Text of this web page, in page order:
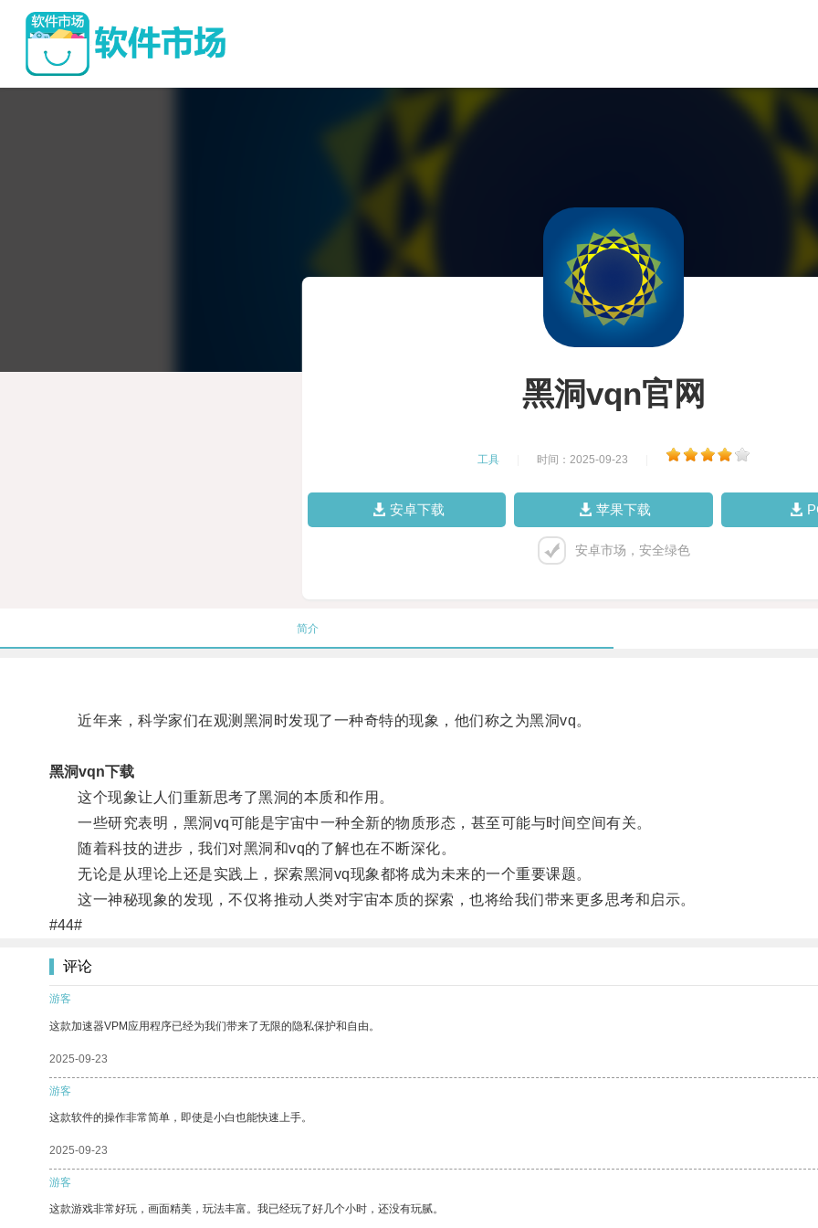
黑洞vqn官网
工具 时间：2025-09-23
安卓下载 苹果下载
安卓市场，安全绿色
简介
近年来，科学家们在观测黑洞时发现了一种奇特的现象，他们称之为黑洞vq。
黑洞vqn下载
这个现象让人们重新思考了黑洞的本质和作用。
一些研究表明，黑洞vq可能是宇宙中一种全新的物质形态，甚至可能与时间空间有关。
随着科技的进步，我们对黑洞和vq的了解也在不断深化。
无论是从理论上还是实践上，探索黑洞vq现象都将成为未来的一个重要课题。
这一神秘现象的发现，不仅将推动人类对宇宙本质的探索，也将给我们带来更多思考和启示。
#44#
评论
游客
这款加速器VPM应用程序已经为我们带来了无限的隐私保护和自由。
2025-09-23
游客
这款软件的操作非常简单，即使是小白也能快速上手。
2025-09-23
游客
这款游戏非常好玩，画面精美，玩法丰富。我已经玩了好几个小时，还没有玩腻。